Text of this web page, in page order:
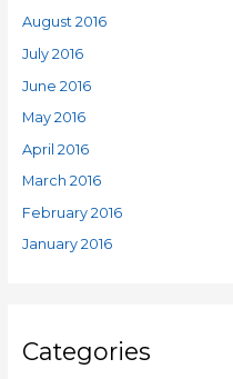
August 2016
July 2016
June 2016
May 2016
April 2016
March 2016
February 2016
January 2016
Categories